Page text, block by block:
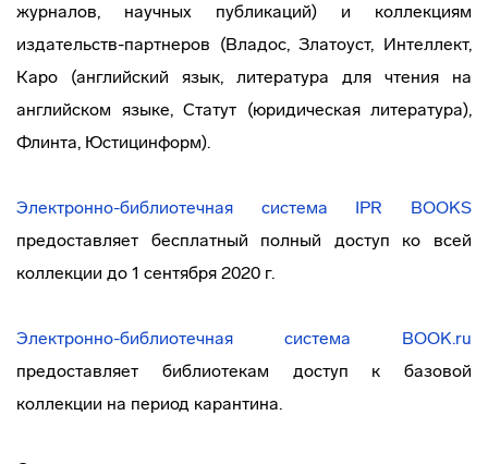
журналов, научных публикаций) и коллекциям
издательств-партнеров (Владос, Златоуст, Интеллект,
Каро (английский язык, литература для чтения на
английском языке, Статут (юридическая литература),
Флинта, Юстицинформ).
Электронно-библиотечная система IPR BOOKS
предоставляет бесплатный полный доступ ко всей
коллекции до 1 сентября 2020 г.
Электронно-библиотечная система BOOK.ru
предоставляет библиотекам доступ к базовой
коллекции на период карантина.